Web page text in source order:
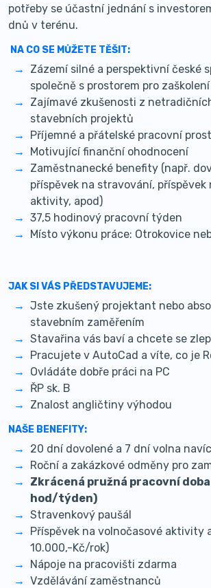
potřeby se účastní jednání s
dnů v terénu.
NA CO SE MŮŽETE TĚŠIT:
Zázemí silné a perspektivní české
společně s prostorem pro
Zajímavé zkušenosti z
stavebních projektů
Příjemné a přátelské pracovní
Motivující finanční ohodnocení
Zaměstnanecké benefity (např.
příspěvek na stravování, příspěvek
aktivity, apod)
37,5 hodinový pracovní týden
Místo výkonu práce: Otrokovice
JAK SI VÁS PŘEDSTAVUJEME:
Jste zkušený projektant nebo
stavebním zaměřením
Stavařina vás baví a chcete se
Pracujete v AutoCad a víte, co je
Ovládáte dobře práci na PC
ŘP sk. B
Znalost angličtiny výhodou
NAŠE BENEFITY:
20 dní dovolené a 7 dní volna navíc
Roční a zakázkové odměny pro
Zkrácená pružná pracovní doba
hod/týden)
Stravenkový paušál
Příspěvek na volnočasové aktivity
10.000,-Kč/rok)
Nápoje na pracovišti zdarma
Vzdělávání zaměstnanců